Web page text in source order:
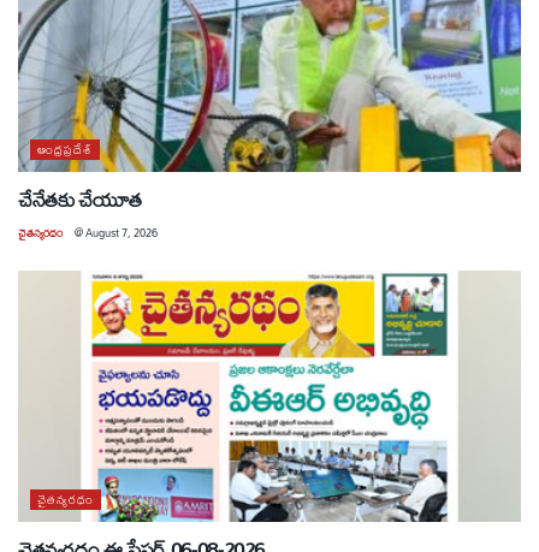
ఆంధ్రప్రదేశ్
చేనేతకు చేయూత
చైతన్యరధం @August 7, 2026
చైతన్యరధం